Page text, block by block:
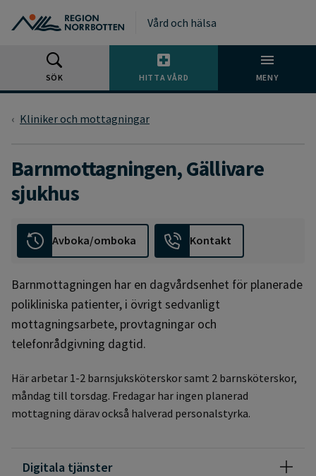
Vård och hälsa
SÖK HITTA VÅRD MENY
Kliniker och mottagningar
Barnmottagningen, Gällivare
sjukhus
Avboka/omboka Kontakt
Barnmottagningen har en dagvårdsenhet för planerade
polikliniska patienter, i övrigt sedvanligt
mottagningsarbete, provtagningar och
telefonrådgivning dagtid.
Här arbetar 1-2 barnsjuksköterskor samt 2 barnsköterskor,
måndag till torsdag. Fredagar har ingen planerad
mottagning därav också halverad personalstyrka.
Digitala tjänster